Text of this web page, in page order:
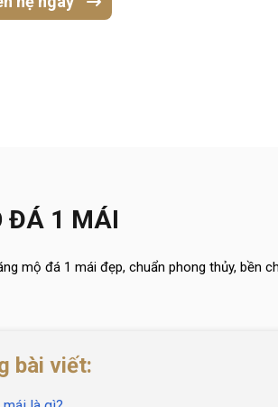
ĐÁ 1 MÁI
mộ đá 1 mái đẹp, chuẩn phong thủy,
bài viết: